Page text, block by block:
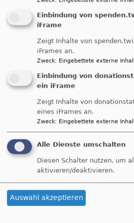
Wechingen -
die vielen unbekannte Kirche St.
bereits 1475 erbaute Kirche hat
eurem Fahrrad oder E-Bike zu
Führung durch die Kirche besteht
in der "Krone" einzukehren.
Einbindung von
iFrame
Zeigt Inhalte von
iFrames an.
Zweck: Eingebettete externe
Einbindung von
ein iFrame
Zeigt Inhalte von
eines iFrames an.
Zweck: Eingebettete externe
Alle Dienste umschalten
Diesen Schalter nutzen, um
aktivieren/deaktivieren.
Auswahl akzeptieren